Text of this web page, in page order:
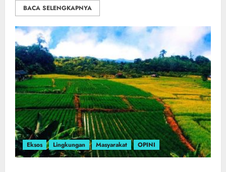
BACA SELENGKAPNYA
Eksos Lingkungan Masyarakat OPINI